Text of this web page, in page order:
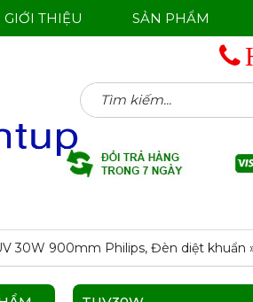
Tìm
kiếm:
GIỚI THIỆU SẢN PHẨM
30W 900mm Philips, Đèn diệt khuẩn